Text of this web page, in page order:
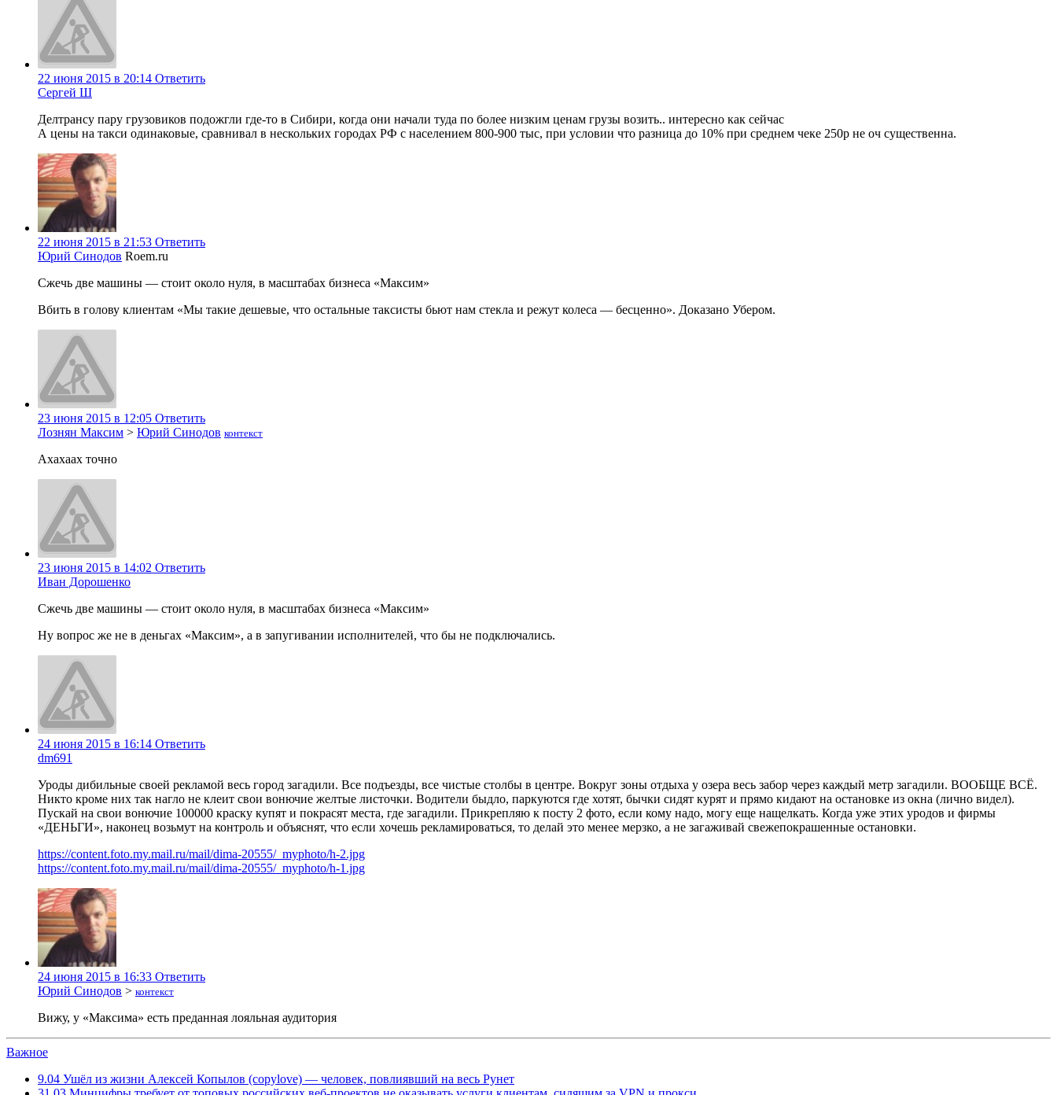
22 июня 2015 в 20:14 Ответить
Сергей Ш
Делтрансу пару грузовиков подожгли где-то в Сибири, когда они начали туда по более низким ценам грузы возить.. интересно как сейчас
А цены на такси одинаковые, сравнивал в нескольких городах РФ с населением 800-900 тыс, при условии что разница до 10% при среднем чеке 250р не оч существенна.
22 июня 2015 в 21:53 Ответить
Юрий Синодов Roem.ru
Сжечь две машины — стоит около нуля, в масштабах бизнеса «Максим»
Вбить в голову клиентам «Мы такие дешевые, что остальные таксисты бьют нам стекла и режут колеса — бесценно». Доказано Убером.
23 июня 2015 в 12:05 Ответить
Лознян Максим > Юрий Синодов контекст
Ахахаах точно
23 июня 2015 в 14:02 Ответить
Иван Дорошенко
Сжечь две машины — стоит около нуля, в масштабах бизнеса «Максим»
Ну вопрос же не в деньгах «Максим», а в запугивании исполнителей, что бы не подключались.
24 июня 2015 в 16:14 Ответить
dm691
Уроды дибильные своей рекламой весь город загадили. Все подъезды, все чистые столбы в центре. Вокруг зоны отдыха у озера весь забор через каждый метр загадили. ВООБЩЕ ВСЁ.
Никто кроме них так нагло не клеит свои вонючие желтые листочки. Водители быдло, паркуются где хотят, бычки сидят курят и прямо кидают на остановке из окна (лично видел).
Пускай на свои вонючие 100000 краску купят и покрасят места, где загадили. Прикрепляю к посту 2 фото, если кому надо, могу еще нащелкать. Когда уже этих уродов и фирмы
«ДЕНЬГИ», наконец возьмут на контроль и объяснят, что если хочешь рекламироваться, то делай это менее мерзко, а не загаживай свежепокрашенные остановки.
https://content.foto.my.mail.ru/mail/dima-20555/_myphoto/h-2.jpg
https://content.foto.my.mail.ru/mail/dima-20555/_myphoto/h-1.jpg
24 июня 2015 в 16:33 Ответить
Юрий Синодов > контекст
Вижу, у «Максима» есть преданная лояльная аудитория
Важное
9.04 Ушёл из жизни Алексей Копылов (copylove) — человек, повлиявший на весь Рунет